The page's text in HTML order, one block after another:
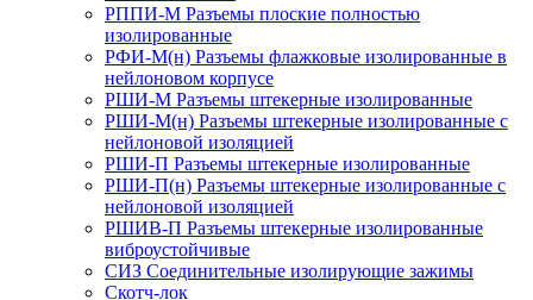
РППИ-М Разъемы плоские полностью
изолированные
РФИ-М(н) Разъемы флажковые изолированные в
нейлоновом корпусе
РШИ-М Разъемы штекерные изолированные
РШИ-М(н) Разъемы штекерные изолированные с
нейлоновой изоляцией
РШИ-П Разъемы штекерные изолированные
РШИ-П(н) Разъемы штекерные изолированные с
нейлоновой изоляцией
РШИВ-П Разъемы штекерные изолированные
виброустойчивые
СИЗ Соединительные изолирующие зажимы
Скотч-лок